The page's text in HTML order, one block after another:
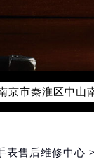
京市东城区东长
津市和平区赤峰
上海市徐汇区虹桥
上海市黄浦区南京
京市秦淮区中山
州市新北区龙锦
州市邗江区国展
表售后维修中心 >